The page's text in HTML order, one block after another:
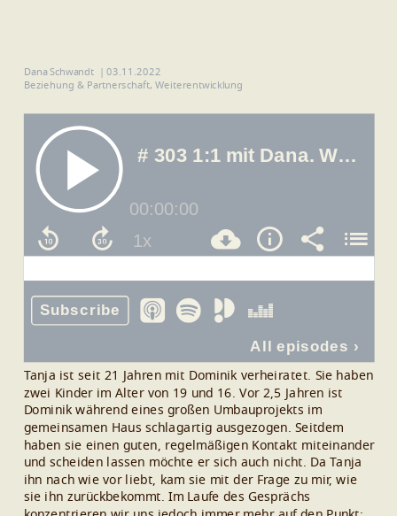
Dana Schwandt
03.11.2022
Beziehung & Partnerschaft, Weiterentwicklung
Tanja ist seit 21 Jahren mit Dominik verheiratet. Sie haben
zwei Kinder im Alter von 19 und 16. Vor 2,5 Jahren ist
Dominik während eines großen Umbauprojekts im
gemeinsamen Haus schlagartig ausgezogen. Seitdem
haben sie einen guten, regelmäßigen Kontakt miteinander
und scheiden lassen möchte er sich auch nicht. Da Tanja
ihn nach wie vor liebt, kam sie mit der Frage zu mir, wie
sie ihn zurückbekommt. Im Laufe des Gesprächs